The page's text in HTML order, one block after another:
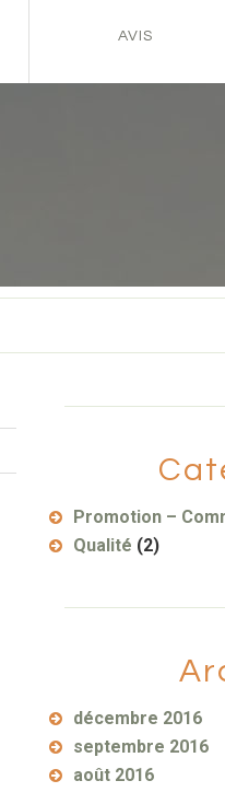
AVIS
Promotion –
Qualité (2)
décembre 2016
septembre 2016
août 2016